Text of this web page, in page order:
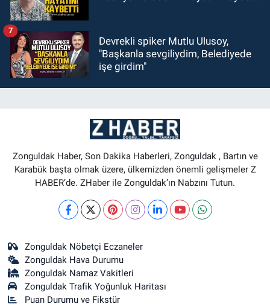
Devrekli spiker Mutlu Ulusoy,
"Başkanla sevgiliydim, Belediyede
işe girdim"
7
Zonguldak Haber, Son Dakika Haberleri, Zonguldak , Bartın ve
Karabük başta olmak üzere, ülkemizden önemli gelişmeler Z
HABER’de. ZHaber ile Zonguldak’ın Nabzını Tutun.
Zonguldak Nöbetçi Eczaneler
Zonguldak Hava Durumu
Zonguldak Namaz Vakitleri
Zonguldak Trafik Yoğunluk Haritası
Puan Durumu ve Fikstür